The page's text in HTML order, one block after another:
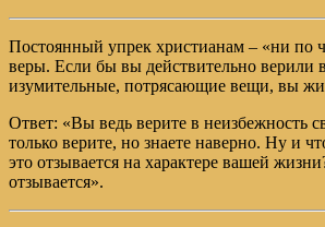
Постоянный упрек христианам – «ни по
веры. Если бы вы действительно верили
изумительные, потрясающие вещи, вы
Ответ: «Вы ведь верите в неизбежность
только верите, но знаете наверно. Ну и
это отзывается на характере вашей
отзывается».